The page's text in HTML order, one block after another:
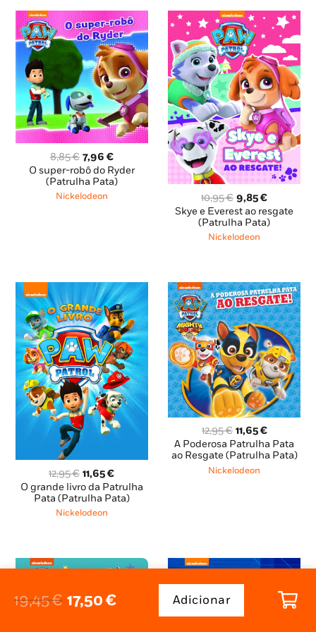
19,45€ O
17,50 €O
preçoQuantidade
Adicionar
8,85€ O
preço
original
era:
7,96 €O
preço
atual
O super-robô do Ryder
(Patrulha Pata)
Nickelodeon 10,95€ O
preço
original
era:
9,85€O
preço
atual
Skye e Everest ao resgate
(Patrulha Pata)
Nickelodeon
12,95€ O
preço
original
era:
11,65€O
preço
atual
O grande livro da Patrulha
Pata (Patrulha Pata)
Nickelodeon
12,95€ O
preço
original
era:
11,65€O
preço
atual
A Poderosa Patrulha Pata
ao Resgate (Patrulha Pata)
Nickelodeon